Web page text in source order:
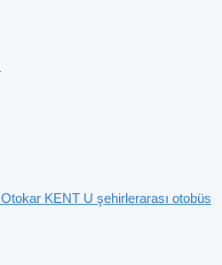
Otokar KENT U şehirlerarası otobüs